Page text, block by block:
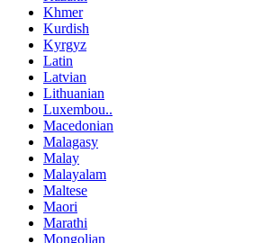
Khmer
Kurdish
Kyrgyz
Latin
Latvian
Lithuanian
Luxembou..
Macedonian
Malagasy
Malay
Malayalam
Maltese
Maori
Marathi
Mongolian